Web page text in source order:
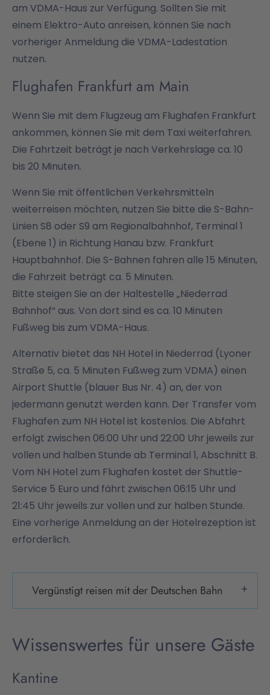
am VDMA-Haus zur Verfügung. Sollten Sie mit
einem Elektro-Auto anreisen, können Sie nach
vorheriger Anmeldung die VDMA-Ladestation
nutzen.
Flughafen Frankfurt am Main
Wenn Sie mit dem Flugzeug am Flughafen Frankfurt
ankommen, können Sie mit dem Taxi weiterfahren.
Die Fahrtzeit beträgt je nach Verkehrslage ca. 10
bis 20 Minuten.
Wenn Sie mit öffentlichen Verkehrsmitteln
weiterreisen möchten, nutzen Sie bitte die S-Bahn-
Linien S8 oder S9 am Regionalbahnhof, Terminal 1
(Ebene 1) in Richtung Hanau bzw. Frankfurt
Hauptbahnhof. Die S-Bahnen fahren alle 15 Minuten,
die Fahrzeit beträgt ca. 5 Minuten.
Bitte steigen Sie an der Haltestelle „Niederrad
Bahnhof“ aus. Von dort sind es ca. 10 Minuten
Fußweg bis zum VDMA-Haus.
Alternativ bietet das NH Hotel in Niederrad (Lyoner
Straße 5, ca. 5 Minuten Fußweg zum VDMA) einen
Airport Shuttle (blauer Bus Nr. 4) an, der von
jedermann genutzt werden kann. Der Transfer vom
Flughafen zum NH Hotel ist kostenlos. Die Abfahrt
erfolgt zwischen 06:00 Uhr und 22:00 Uhr jeweils zur
vollen und halben Stunde ab Terminal 1, Abschnitt B.
Vom NH Hotel zum Flughafen kostet der Shuttle-
Service 5 Euro und fährt zwischen 06:15 Uhr und
21:45 Uhr jeweils zur vollen und zur halben Stunde.
Eine vorherige Anmeldung an der Hotelrezeption ist
erforderlich.
Vergünstigt reisen mit der Deutschen Bahn
Wissenswertes für unsere Gäste
Kantine